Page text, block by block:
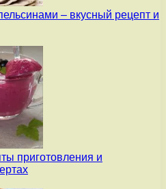
– вкусный рецепт и
приготовления и